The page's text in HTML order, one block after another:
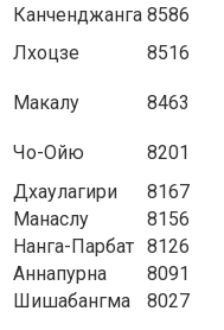
Канченджанга 8586
Лхоцзе
8516
Макалу 8463
Чо-Ойю 8201
Дхаулагири
8167
Манаслу
8156
Нанга-Парбат 8126
Аннапурна
8091
Шишабангма
8027